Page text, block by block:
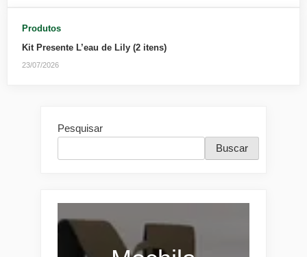
Produtos
Kit Presente L’eau de Lily (2 itens)
23/07/2026
Pesquisar
Buscar